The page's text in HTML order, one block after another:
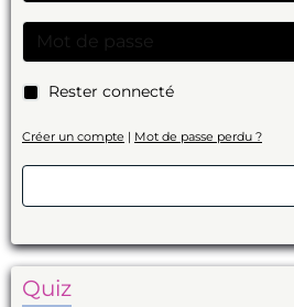
Rester connecté
Créer un compte | Mot de passe perdu ?
Quiz